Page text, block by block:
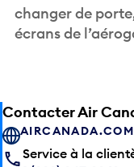
écrans de
AIRCANADA.COM
Service à la
1 (888) 247-2262